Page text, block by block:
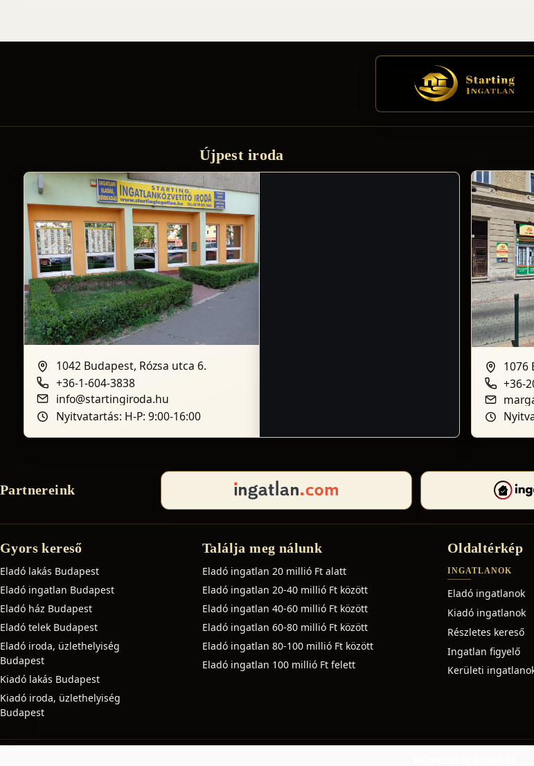
Újpest iroda
1042 Budapest, Rózsa utca 6.
+36-1-604-3838
info@startingiroda.hu
Nyitvatartás: H-P: 9:00-16:00
1076
+36-
Partnereink
Gyors kereső
Eladó lakás Budapest
Eladó ingatlan Budapest
Eladó ház Budapest
Eladó telek Budapest
Eladó iroda, üzlethelyiség
Budapest
Kiadó lakás Budapest
Kiadó iroda, üzlethelyiség
Budapest
Találja meg nálunk
Eladó ingatlan 20 millió Ft alatt
Eladó ingatlan 20-40 millió Ft között
Eladó ingatlan 40-60 millió Ft között
Eladó ingatlan 60-80 millió Ft között
Eladó ingatlan 80-100 millió Ft között
Eladó ingatlan 100 millió Ft felett
Oldaltérkép
INGATLANOK
Eladó ingatlanok
Kiadó ingatlanok
Részletes kereső
Ingatlan figyelő
Kerületi